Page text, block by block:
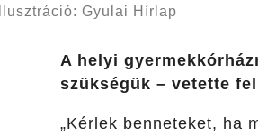
Illusztráció: Gyulai Hírlap
A helyi
szükségük – vetette
„Kérlek benneteket, ha